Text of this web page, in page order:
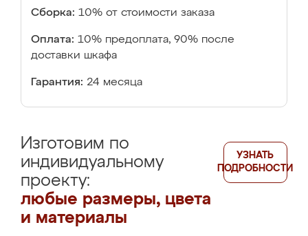
Сборка: 10% от стоимости заказа
Оплата: 10% предоплата, 90% после
доставки шкафа
Гарантия: 24 месяца
Изготовим по
индивидуальному
проекту:
любые размеры, цвета
и материалы
УЗНАТЬ
ПОДРОБНОСТИ